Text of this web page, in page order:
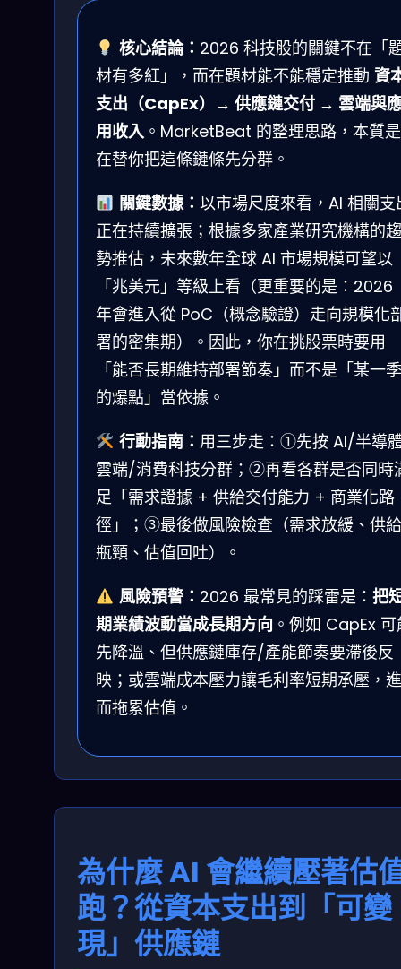
核心結論： 2026 科技股的關鍵不在「
材有多紅」，而在題材能不能穩定推動 資
支出（CapEx）→ 供應鏈交付 → 雲端與
用收入。MarketBeat 的整理思路，本質是
在替你把這條鏈條先分群。
關鍵數據： 以市場尺度來看，AI 相關支
正在持續擴張；根據多家產業研究機構的趨
勢推估，未來數年全球 AI 市場規模可望以
「兆美元」等級上看（更重要的是：2026
年會進入從 PoC（概念驗證）走向規模化
署的密集期）。因此，你在挑股票時要用
「能否長期維持部署節奏」而不是「某一季
的爆點」當依據。
行動指南： 用三步走：①先按 AI/半導
雲端/消費科技分群；②再看各群是否同時
足「需求證據 + 供給交付能力 + 商業化路
徑」；③最後做風險檢查（需求放緩、供給
瓶頸、估值回吐）。
風險預警： 2026 最常見的踩雷是： 把
期業績波動當成長期方向 。例如 CapEx 可
先降溫、但供應鏈庫存/產能節奏要滯後反
映；或雲端成本壓力讓毛利率短期承壓，進
而拖累估值。
為什麼 AI 會繼續壓著估
跑？從資本支出到「可變
現」供應鏈